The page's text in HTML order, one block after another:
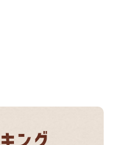
～ やすとものいたっ
なんでやねん！？」